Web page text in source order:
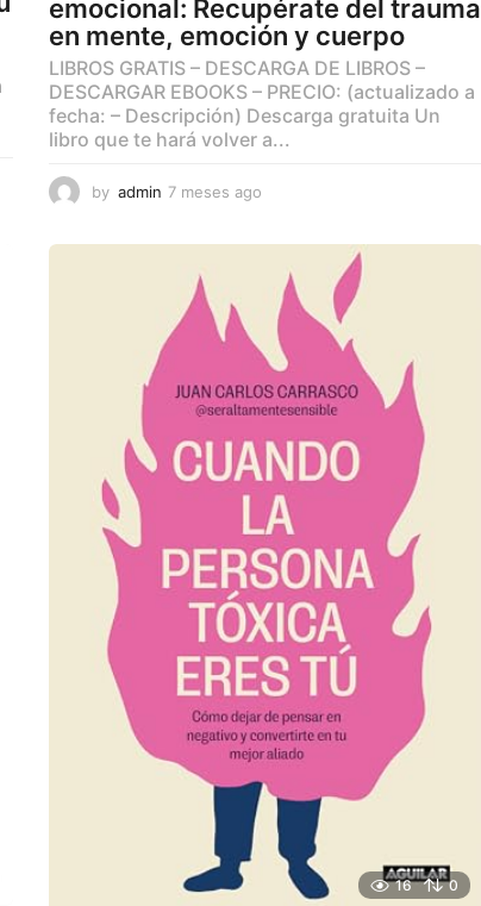
emocional: Recupérate del trauma
en mente, emoción y cuerpo
LIBROS GRATIS – DESCARGA DE LIBROS –
DESCARGAR EBOOKS – PRECIO: (actualizado a
fecha: – Descripción) Descarga gratuita Un
libro que te hará volver a...
by admin 7 meses ago
g
o
16 0